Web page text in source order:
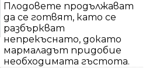
Плодовете продължават
да се готвят, като се
разбъркват
непрекъснато, докато
мармаладът придобие
необходимата гъстота.